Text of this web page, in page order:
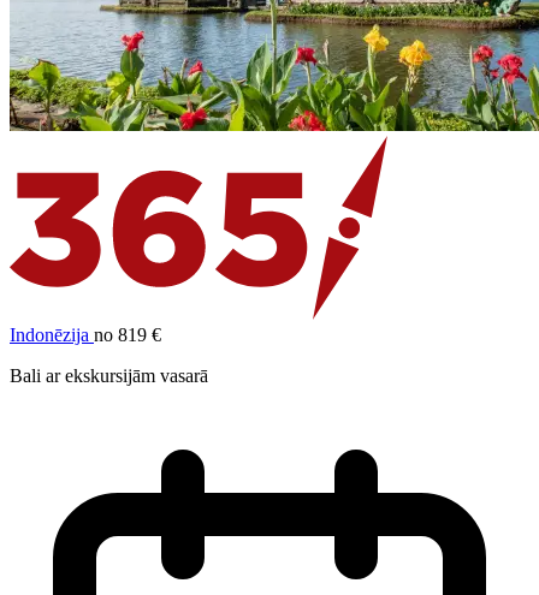
Indonēzija no 819 €
Bali ar ekskursijām vasarā